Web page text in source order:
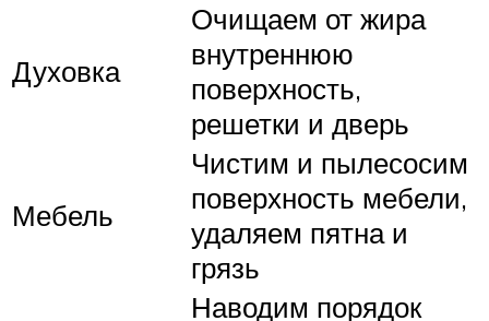
Духовка
Очищаем от жира
внутреннюю
поверхность,
решетки и дверь
Мебель
Чистим и пылесосим
поверхность мебели,
удаляем пятна и
грязь
Наводим порядок